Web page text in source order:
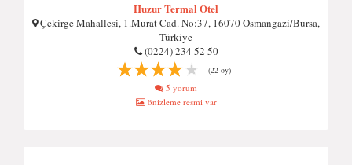
Huzur Termal Otel
Çekirge Mahallesi, 1.Murat Cad. No:37, 16070 Osmangazi/Bursa,
Türkiye
(0224) 234 52 50
(22 oy)
5 yorum
önizleme resmi var